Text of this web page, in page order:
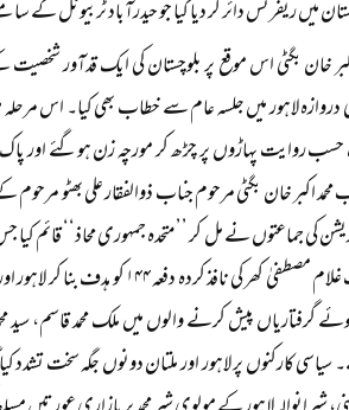
میں ریفرنس دائر کر دیا گیا جو حیدرآباد ٹربیونل کے
خان بگٹی اس موقع پر بلوچستان کی ایک قدآور
لاہور میں جلسہ عام سے خطاب بھی کیا۔ اس
روایت پہاڑوں پر چڑھ کر مورچہ زن ہوگئے اور
محمد اکبر خان بگٹی مرحوم جناب ذوالفقار علی بھٹو
کی جماعتوں نے مل کر ’’متحدہ جمہوری محاذ‘‘
پیش کرنے والوں میں ملک محمد قاسم، سید
سیاسی کارکنوں پر لاہور اور ملتان دونوں جگہ سخت